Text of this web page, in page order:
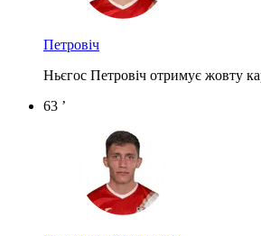
Петровіч
Ньєгос Петровіч отримує жовту
63 ’